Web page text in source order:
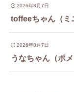
2026年8月7日
toffeeちゃん（ミ
2026年8月7日
うなちゃん（ポ